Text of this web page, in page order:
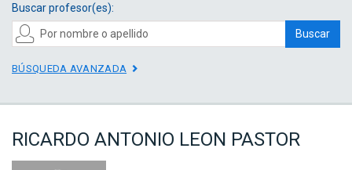
Buscar profesor(es):
Buscar
BÚSQUEDA AVANZADA
RICARDO ANTONIO LEON PASTOR